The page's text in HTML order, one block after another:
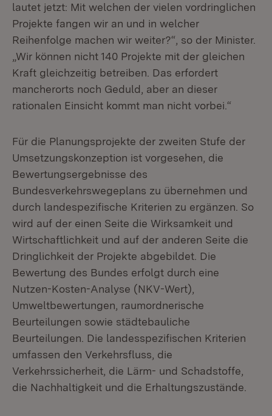
lautet jetzt: Mit welchen der vielen vordringlichen
Projekte fangen wir an und in welcher
Reihenfolge machen wir weiter?“, so der Minister.
„Wir können nicht 140 Projekte mit der gleichen
Kraft gleichzeitig betreiben. Das erfordert
mancherorts noch Geduld, aber an dieser
rationalen Einsicht kommt man nicht vorbei.“
Für die Planungsprojekte der zweiten Stufe der
Umsetzungskonzeption ist vorgesehen, die
Bewertungsergebnisse des
Bundesverkehrswegeplans zu übernehmen und
durch landespezifische Kriterien zu ergänzen. So
wird auf der einen Seite die Wirksamkeit und
Wirtschaftlichkeit und auf der anderen Seite die
Dringlichkeit der Projekte abgebildet. Die
Bewertung des Bundes erfolgt durch eine
Nutzen-Kosten-Analyse (NKV-Wert),
Umweltbewertungen, raumordnerische
Beurteilungen sowie städtebauliche
Beurteilungen. Die landesspezifischen Kriterien
umfassen den Verkehrsfluss, die
Verkehrssicherheit, die Lärm- und Schadstoffe,
die Nachhaltigkeit und die Erhaltungszustände.